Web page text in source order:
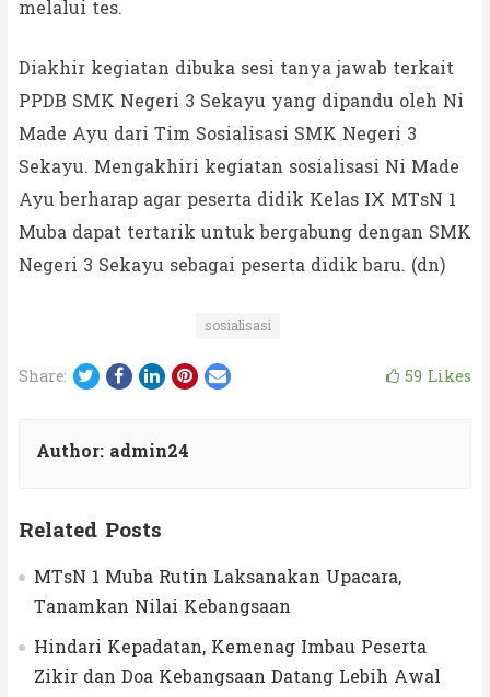
melalui tes.
Diakhir kegiatan dibuka sesi tanya jawab terkait
PPDB SMK Negeri 3 Sekayu yang dipandu oleh Ni
Made Ayu dari Tim Sosialisasi SMK Negeri 3
Sekayu. Mengakhiri kegiatan sosialisasi Ni Made
Ayu berharap agar peserta didik Kelas IX MTsN 1
Muba dapat tertarik untuk bergabung dengan SMK
Negeri 3 Sekayu sebagai peserta didik baru. (dn)
sosialisasi
Share: Twitter
Facebook
LinkedIn
Pinterest
Email 59 Likes
Author: admin24
Related Posts
MTsN 1 Muba Rutin Laksanakan Upacara,
Tanamkan Nilai Kebangsaan
Hindari Kepadatan, Kemenag Imbau Peserta
Zikir dan Doa Kebangsaan Datang Lebih Awal